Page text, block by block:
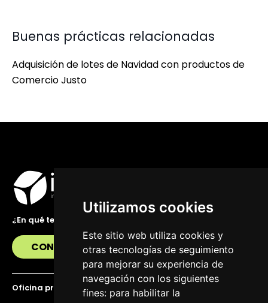
Utilizamos cookies
Este sitio web utiliza cookies y
otras tecnologías de seguimiento
para mejorar su experiencia de
navegación con los siguientes
fines: para habilitar la
Buenas prácticas relacionadas
Adquisición de lotes de Navidad con productos de
Comercio Justo
¿En qué te podemos ayudar?
CONTÁCTANOS
Oficina principal